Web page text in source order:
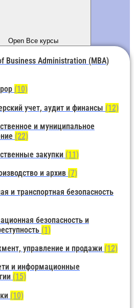
Open Все курсы
Business Administration (MBA)
(10)
учет, аудит и финансы (12)
и муниципальное
(22)
закупки (11)
и архив (7)
и транспортная безопасность
безопасность и
(1)
управление и продажи (12)
и информационные
(15)
(10)